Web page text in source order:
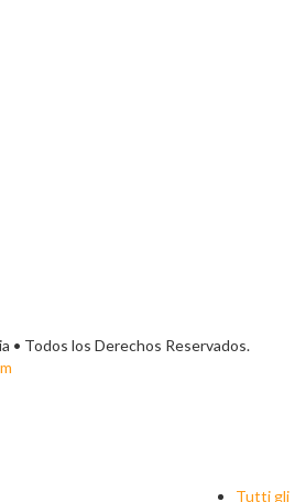
• Todos los Derechos Reservados.
Tutti gli